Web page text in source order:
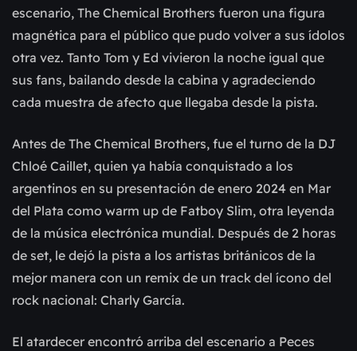
escenario, The Chemical Brothers fueron una figura
magnética para el público que pudo volver a sus ídolos
otra vez. Tanto Tom y Ed vivieron la noche igual que
sus fans, bailando desde la cabina y agradeciendo
cada muestra de afecto que llegaba desde la pista.
Antes de The Chemical Brothers, fue el turno de la DJ
Chloé Caillet, quien ya había conquistado a los
argentinos en su presentación de enero 2024 en Mar
del Plata como warm up de Fatboy Slim, otra leyenda
de la música electrónica mundial. Después de 2 horas
de set, le dejó la pista a los artistas británicos de la
mejor manera con un remix de un track del ícono del
rock nacional: Charly García.
El atardecer encontró arriba del escenario a Peces